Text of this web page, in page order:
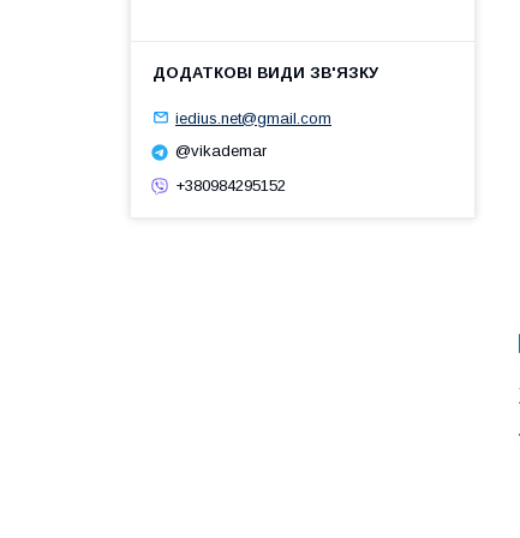
iedius.net@gmail.com
@vikademar
+380984295152